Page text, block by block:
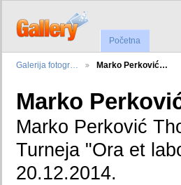
Početna
Galerija fotogr… Marko Perković…
Marko
Marko Perković
Turneja "Ora et
20.12.2014.